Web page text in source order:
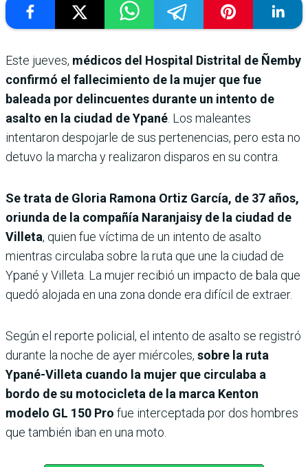
Este jueves, médicos del Hospital Distrital de Ñemby
confirmó el fallecimiento de la mujer que fue
baleada por delincuentes durante un intento de
asalto en la ciudad de Ypané . Los maleantes
intentaron despojarle de sus pertenencias, pero esta no
detuvo la marcha y realizaron disparos en su contra.
Se trata de Gloria Ramona Ortiz García, de 37 años,
oriunda de la compañía Naranjaisy de la ciudad de
Villeta, quien fue víctima de un intento de asalto
mientras circulaba sobre la ruta que une la ciudad de
Ypané y Villeta. La mujer recibió un impacto de bala que
quedó alojada en una zona donde era difícil de extraer.
Según el reporte policial, el intento de asalto se registró
durante la noche de ayer miércoles, sobre la ruta
Ypané-Villeta cuando la mujer que circulaba a
bordo de su motocicleta de la marca Kenton
modelo GL 150 Pro fue interceptada por dos hombres
que también iban en una moto.